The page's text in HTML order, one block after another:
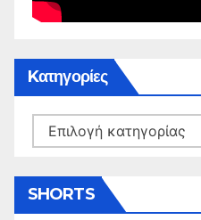
Kατηγορίες
Kατηγορίες
SHORTS